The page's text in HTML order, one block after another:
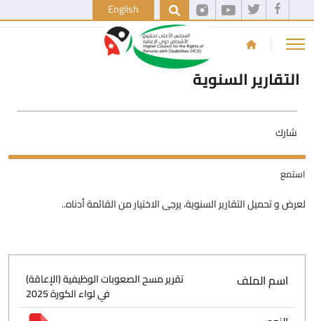
English
التقارير السنوية
شارك
استمع
لعرض و تحميل التقارير السنوية، يرجى الاختيار من القائمة أدناه..
اسم الملف
تقرير مسح الصعوبات الوظيفية (الإعاقة)
في لواء الكورة 2025